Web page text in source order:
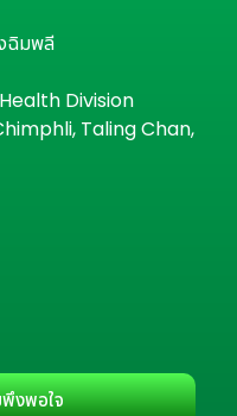
ฉิมพลี
Division
Taling Chan,
พึงพอใจ